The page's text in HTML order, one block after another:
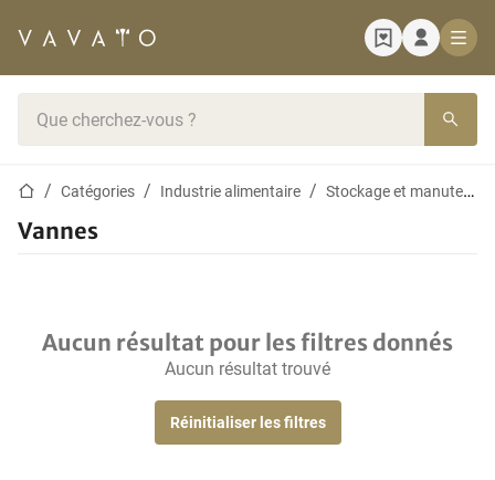
Page d'accueil
Catégories Industrie alimentaire Stockage et manutention
Vannes
Aucun résultat pour les filtres donnés
Aucun résultat trouvé
Réinitialiser les filtres